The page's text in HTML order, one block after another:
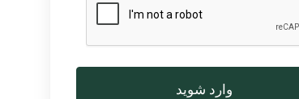
وارد شوید